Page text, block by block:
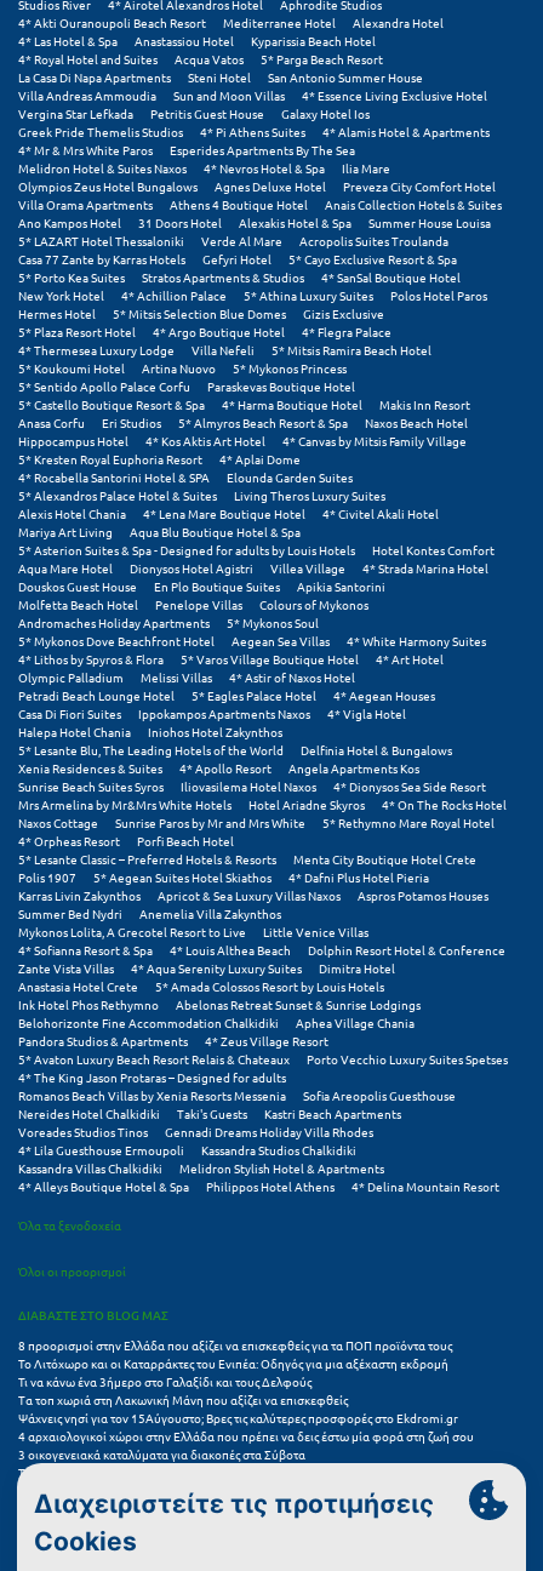
Ο
Ορεινή Αρκαδία
Ορεινή Ναυπακτία
Π
Πάλαιρος
Παξοί
Παραλία Κατερίνης
Παραλία Λιτοχώρου
Παράλιο Άστρος
Πάργα
Παρνασσός
Πάρος
Πάτμος
Πάτρα
Παύλιανη
Πειραιάς
Πελοπόννησος
Πήλιο
Πιερία
Πλαταμώνας
Πλύτρα Λακωνίας
Πόρος
Πόρτο Χέλι
Πρέβεζα
Πύλος
Πύργος
Ρ
Ρέθυμνο
Ρίο
Ρόδος
Σαλαμίνα
Studios River
4* Airotel Alexandros Hotel
Aphrodite Studios
4* Akti Ouranoupoli Beach Resort
Mediterranee Hotel
Alexandra Hotel
4* Las Hotel & Spa
Anastassiou Hotel
Kyparissia Beach Hotel
4* Royal Hotel and Suites
Acqua Vatos
5* Parga Beach Resort
La Casa Di Napa Apartments
Steni Hotel
San Antonio Summer House
Villa Andreas Ammoudia
Sun and Moon Villas
4* Essence Living Exclusive Hotel
Vergina Star Lefkada
Petritis Guest House
Galaxy Hotel Ios
Greek Pride Themelis Studios
4* Pi Athens Suites
4* Alamis Hotel & Apartments
4* Mr & Mrs White Paros
Esperides Apartments By The Sea
Melidron Hotel & Suites Naxos
4* Nevros Hotel & Spa
Ilia Mare
Olympios Zeus Hotel Bungalows
Agnes Deluxe Hotel
Preveza City Comfort Hotel
Villa Orama Apartments
Athens 4 Boutique Hotel
Anais Collection Hotels & Suites
Ano Kampos Hotel
31 Doors Hotel Alexakis Hotel & Spa
Summer House Louisa
5* LAZART Hotel Thessaloniki
Verde Al Mare
Acropolis Suites Troulanda
Casa 77 Zante by Karras Hotels
Gefyri Hotel
5* Cayo Exclusive Resort & Spa
5* Porto Kea Suites
Stratos Apartments & Studios
4* SanSal Boutique Hotel
New York Hotel
4* Achillion Palace 5* Athina Luxury Suites
Polos Hotel Paros
Hermes Hotel
5* Mitsis Selection Blue Domes
Gizis Exclusive
5* Plaza Resort Hotel
4* Argo Boutique Hotel
4* Flegra Palace
4* Thermesea Luxury Lodge
Villa Nefeli
5* Mitsis Ramira Beach Hotel
5* Koukoumi Hotel
Artina Nuovo
5* Mykonos Princess
5* Sentido Apollo Palace Corfu
Paraskevas Boutique Hotel
5* Castello Boutique Resort & Spa
4* Harma Boutique Hotel
Makis Inn Resort
Anasa Corfu
Eri Studios 5* Almyros Beach Resort & Spa
Naxos Beach Hotel
Hippocampus Hotel
4* Kos Aktis Art Hotel
4* Canvas by Mitsis Family Village
5* Kresten Royal Euphoria Resort
4* Aplai Dome
4* Rocabella Santorini Hotel & SPA
Elounda Garden Suites
5* Alexandros Palace Hotel & Suites
Living Theros Luxury Suites
Alexis Hotel Chania
4* Lena Mare Boutique Hotel
4* Civitel Akali Hotel
Mariya Art Living
Aqua Blu Boutique Hotel & Spa
5* Asterion Suites & Spa - Designed for adults by Louis Hotels
Hotel Kontes Comfort
Aqua Mare Hotel
Dionysos Hotel Agistri Villea Village
4* Strada Marina Hotel
Douskos Guest House
En Plo Boutique Suites
Apikia Santorini
Molfetta Beach Hotel
Penelope Villas
Colours of Mykonos
Andromaches Holiday Apartments
5* Mykonos Soul
5* Mykonos Dove Beachfront Hotel
Aegean Sea Villas
4* White Harmony Suites
4* Lithos by Spyros & Flora
5* Varos Village Boutique Hotel
4* Art Hotel
Olympic Palladium
Melissi Villas
4* Astir of Naxos Hotel
Petradi Beach Lounge Hotel
5* Eagles Palace Hotel
4* Aegean Houses
Casa Di Fiori Suites
Ippokampos Apartments Naxos
4* Vigla Hotel
Halepa Hotel Chania
Iniohos Hotel Zakynthos
5* Lesante Blu, The Leading Hotels of the World
Delfinia Hotel & Bungalows
Xenia Residences & Suites
4* Apollo Resort
Angela Apartments Kos
Sunrise Beach Suites Syros
Iliovasilema Hotel Naxos
4* Dionysos Sea Side Resort
Mrs Armelina by Mr&Mrs White Hotels
Hotel Ariadne Skyros
4* On The Rocks Hotel
Naxos Cottage
Sunrise Paros by Mr and Mrs White
5* Rethymno Mare Royal Hotel
4* Orpheas Resort
Porfi Beach Hotel
5* Lesante Classic – Preferred Hotels & Resorts
Menta City Boutique Hotel Crete
Polis 1907
5* Aegean Suites Hotel Skiathos
4* Dafni Plus Hotel Pieria
Karras Livin Zakynthos
Apricot & Sea Luxury Villas Naxos
Aspros Potamos Houses
Summer Bed Nydri
Anemelia Villa Zakynthos
Mykonos Lolita, A Grecotel Resort to Live
Little Venice Villas
4* Sofianna Resort & Spa
4* Louis Althea Beach
Dolphin Resort Hotel & Conference
Zante Vista Villas
4* Aqua Serenity Luxury Suites
Dimitra Hotel
Anastasia Hotel Crete
5* Amada Colossos Resort by Louis Hotels
Ink Hotel Phos Rethymno
Abelonas Retreat Sunset & Sunrise Lodgings
Belohorizonte Fine Accommodation Chalkidiki
Aphea Village Chania
Pandora Studios & Apartments
4* Zeus Village Resort
5* Avaton Luxury Beach Resort Relais & Chateaux
Porto Vecchio Luxury Suites Spetses
4* The King Jason Protaras – Designed for adults
Romanos Beach Villas by Xenia Resorts Messenia
Sofia Areopolis Guesthouse
Nereides Hotel Chalkidiki
Taki's Guests
Kastri Beach Apartments
Voreades Studios Tinos
Gennadi Dreams Holiday Villa Rhodes
4* Lila Guesthouse Ermoupoli
Kassandra Studios Chalkidiki
Kassandra Villas Chalkidiki
Melidron Stylish Hotel & Apartments
4* Alleys Boutique Hotel & Spa
Philippos Hotel Athens 4* Delina Mountain Resort
Όλα τα ξενοδοχεία
Όλοι οι προορισμοί
ΔΙΑΒΑΣΤΕ ΣΤΟ BLOG ΜΑΣ
8 προορισμοί στην Ελλάδα που αξίζει να επισκεφθείς για τα ΠΟΠ προϊόντα τους
Το Λιτόχωρο και οι Καταρράκτες του Ενιπέα: Οδηγός για μια αξέχαστη εκδρομή
Τι να κάνω ένα 3ήμερο στο Γαλαξίδι και τους Δελφούς
Τα τοπ χωριά στη Λακωνική Μάνη που αξίζει να επισκεφθείς
Ψάχνεις νησί για τον 15Αύγουστο; Βρες τις καλύτερες προσφορές στο Ekdromi.gr
4 αρχαιολογικοί χώροι στην Ελλάδα που πρέπει να δεις έστω μία φορά στη ζωή σου
3 οικογενειακά καταλύματα για διακοπές στα Σύβοτα
Τα 11 καλύτερα καλοκαιρινά resorts στην Ελλάδα
7 μικρά ελληνικά νησιά για αξέχαστες καλοκαιρινές διακοπές
5+1 ινσταγκραμικές παραλίες στην Ελλάδα που αξίζουν μια θέση στο feed σου
Συχνές Ερωτήσεις (FAQs) για Ξενοδοχεία